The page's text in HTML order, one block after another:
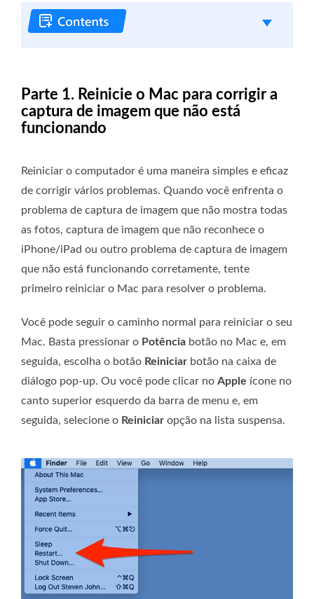
Parte 1. Reinicie o Mac para corrigir a
captura de imagem que não está
funcionando
Reiniciar o computador é uma maneira simples e eficaz
de corrigir vários problemas. Quando você enfrenta o
problema de captura de imagem que não mostra todas
as fotos, captura de imagem que não reconhece o
iPhone/iPad ou outro problema de captura de imagem
que não está funcionando corretamente, tente
primeiro reiniciar o Mac para resolver o problema.
Você pode seguir o caminho normal para reiniciar o seu
Mac. Basta pressionar o Potência botão no Mac e, em
seguida, escolha o botão Reiniciar botão na caixa de
diálogo pop-up. Ou você pode clicar no Apple ícone no
canto superior esquerdo da barra de menu e, em
seguida, selecione o Reiniciar opção na lista suspensa.